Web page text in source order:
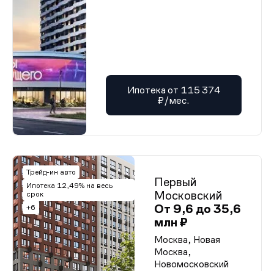
Ипотека от 115 374
₽/мес.
Трейд-ин авто
Ипотека 12,49% на весь
срок
+6
Первый
Московский
От 9,6 до 35,6
млн ₽
Москва, Новая
Москва,
Новомосковский